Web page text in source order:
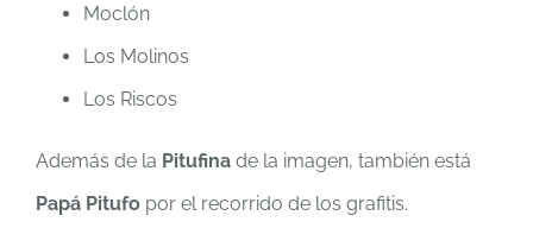
Moclón
Los Molinos
Los Riscos
Además de la Pitufina de la imagen, también está
Papá Pitufo por el recorrido de los grafitis.